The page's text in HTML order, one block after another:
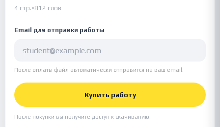
4 стр.•812 слов
Email для отправки работы
После оплаты файл автоматически отправится на ваш email.
Купить работу
После покупки вы получите доступ к скачиванию.